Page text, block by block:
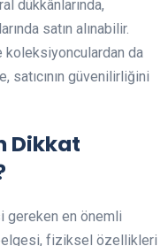
dükkânlarında,
satın alınabilir.
koleksiyonculardan da
satıcının güvenilirliğini
Dikkat
gereken en önemli
fiziksel özellikleri